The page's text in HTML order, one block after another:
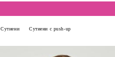
Сутиени Сутиени с push-up